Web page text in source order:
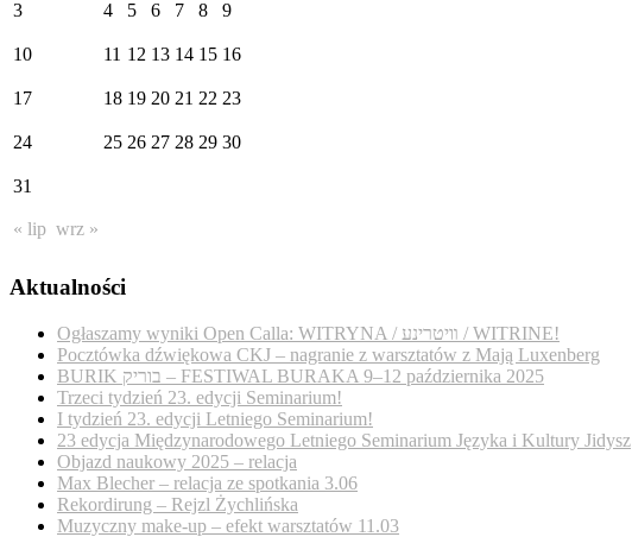
3 4 5 6 7 8 9
10 11 12 13 14 15 16
17 18 19 20 21 22 23
24 25 26 27 28 29 30
31
« lip wrz »
Aktualności
Ogłaszamy wyniki Open Calla: WITRYNA / װיטרינע / WITRINE!
Pocztówka dźwiękowa CKJ – nagranie z warsztatów z Mają Luxenberg
BURIK בוריק – FESTIWAL BURAKA 9–12 października 2025
Trzeci tydzień 23. edycji Seminarium!
I tydzień 23. edycji Letniego Seminarium!
23 edycja Międzynarodowego Letniego Seminarium Języka i Kultury Jidysz
Objazd naukowy 2025 – relacja
Max Blecher – relacja ze spotkania 3.06
Rekordirung – Rejzl Żychlińska
Muzyczny make-up – efekt warsztatów 11.03